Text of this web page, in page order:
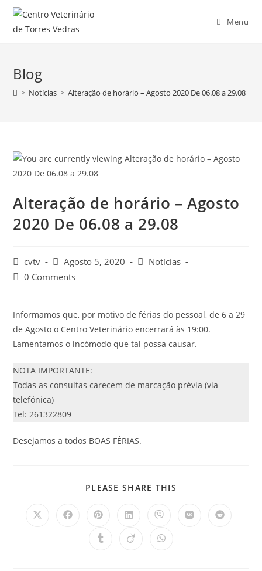
Menu
Blog
> Notícias > Alteração de horário – Agosto 2020 De 06.08 a 29.08
Alteração de horário – Agosto
2020 De 06.08 a 29.08
cvtv Agosto 5, 2020
Notícias
0 Comments
Informamos que, por motivo de férias do pessoal, de 6 a 29
de Agosto o Centro Veterinário encerrará às 19:00.
Lamentamos o incómodo que tal possa causar.
NOTA IMPORTANTE:
Todas as consultas carecem de marcação prévia (via
telefónica)
Tel: 261322809
Desejamos a todos BOAS FÉRIAS.
PLEASE SHARE THIS